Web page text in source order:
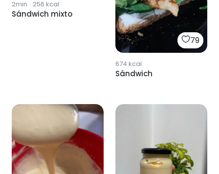
2min · 256 kcal
Sándwich mixto
79
674 kcal
Sándwich